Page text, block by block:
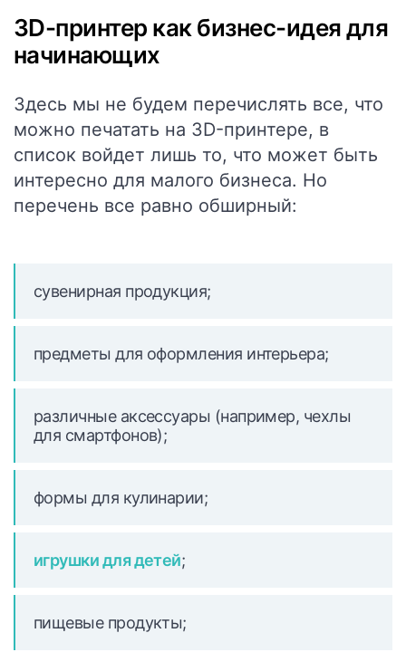
3D-принтер как бизнес-идея для
начинающих
Здесь мы не будем перечислять все, что
можно печатать на 3D-принтере, в
список войдет лишь то, что может быть
интересно для малого бизнеса. Но
перечень все равно обширный:
сувенирная продукция;
предметы для оформления интерьера;
различные аксессуары (например, чехлы
для смартфонов);
формы для кулинарии;
игрушки для детей;
пищевые продукты;